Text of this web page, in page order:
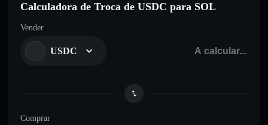
Calculadora de Troca de USDC para SOL
Vender
USDC
Comprar